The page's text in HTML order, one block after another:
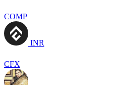
COMP
INR
CFX